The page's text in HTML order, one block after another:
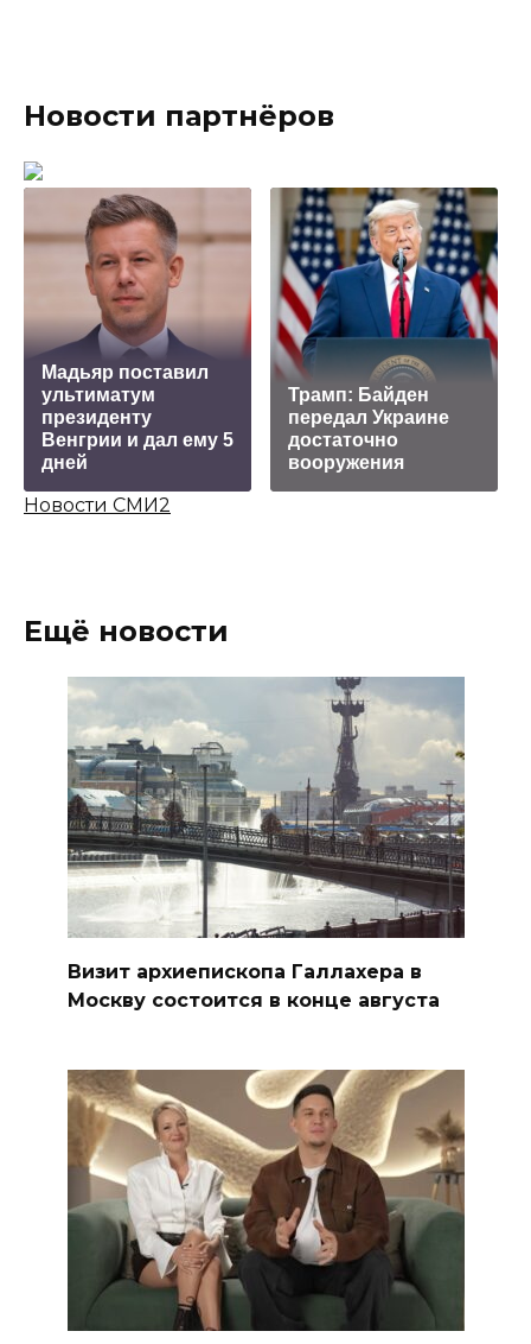
Новости партнёров
Мадьяр поставил
ультиматум
президенту
Венгрии и дал ему 5
дней
Трамп: Байден
передал Украине
достаточно
вооружения
Новости СМИ2
Ещё новости
Визит архиепископа Галлахера в
Москву состоится в конце августа